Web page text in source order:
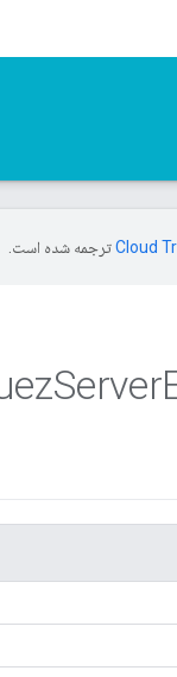
ترجمه شده است.
Server